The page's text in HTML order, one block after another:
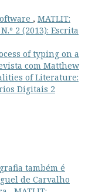
, MATLIT:
2 (2013): Escrita
of typing on a
com Matthew
of Literature:
Digitais 2
também é
de Carvalho